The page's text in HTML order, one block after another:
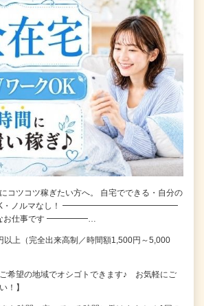
コツコツ稼ぎたい方へ。 自宅でできる・自分の
・ノルマなし！ ━━━━━━━━━━━━━━
お仕事です ━━━━━…
以上（完全出来高制／時間額1,500円～5,000
希望の地域でオシゴトできます♪ お気軽にご
！】